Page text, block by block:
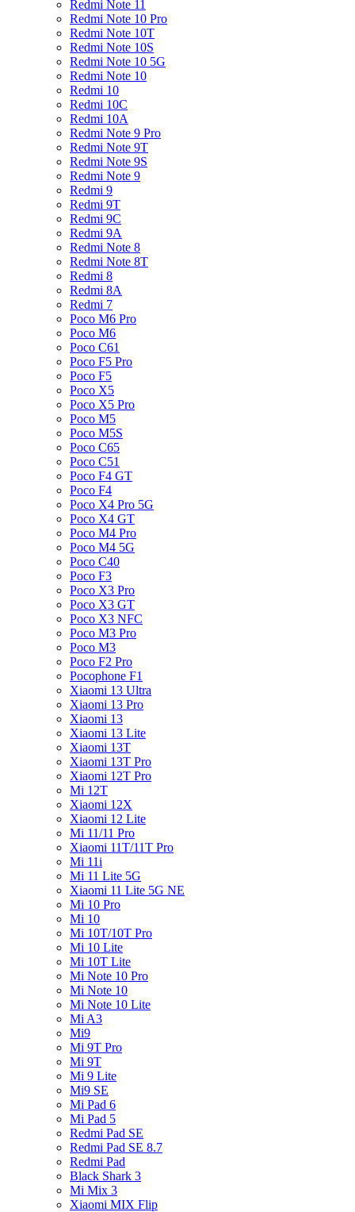
Redmi Note 11
Redmi Note 10 Pro
Redmi Note 10T
Redmi Note 10S
Redmi Note 10 5G
Redmi Note 10
Redmi 10
Redmi 10C
Redmi 10A
Redmi Note 9 Pro
Redmi Note 9T
Redmi Note 9S
Redmi Note 9
Redmi 9
Redmi 9T
Redmi 9C
Redmi 9A
Redmi Note 8
Redmi Note 8T
Redmi 8
Redmi 8A
Redmi 7
Poco M6 Pro
Poco M6
Poco C61
Poco F5 Pro
Poco F5
Poco X5
Poco X5 Pro
Poco M5
Poco M5S
Poco C65
Poco C51
Poco F4 GT
Poco F4
Poco X4 Pro 5G
Poco X4 GT
Poco M4 Pro
Poco M4 5G
Poco C40
Poco F3
Poco X3 Pro
Poco X3 GT
Poco X3 NFC
Poco M3 Pro
Poco M3
Poco F2 Pro
Pocophone F1
Xiaomi 13 Ultra
Xiaomi 13 Pro
Xiaomi 13
Xiaomi 13 Lite
Xiaomi 13T
Xiaomi 13T Pro
Xiaomi 12T Pro
Mi 12T
Xiaomi 12X
Xiaomi 12 Lite
Mi 11/11 Pro
Xiaomi 11T/11T Pro
Mi 11i
Mi 11 Lite 5G
Xiaomi 11 Lite 5G NE
Mi 10 Pro
Mi 10
Mi 10T/10T Pro
Mi 10 Lite
Mi 10T Lite
Mi Note 10 Pro
Mi Note 10
Mi Note 10 Lite
Mi A3
Mi9
Mi 9T Pro
Mi 9T
Mi 9 Lite
Mi9 SE
Mi Pad 6
Mi Pad 5
Redmi Pad SE
Redmi Pad SE 8.7
Redmi Pad
Black Shark 3
Mi Mix 3
Xiaomi MIX Flip